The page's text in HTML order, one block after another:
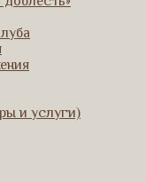
и услуги)